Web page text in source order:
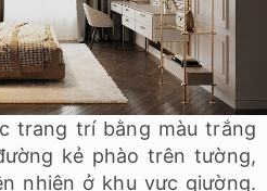
trang trí bằng màu trắng
kẻ phào trên tường,
nhiên ở khu vực giường.